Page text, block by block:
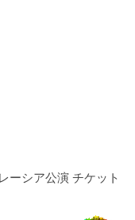
ーシア公演 チケット